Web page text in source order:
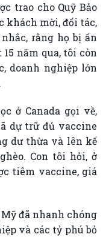
trao cho Quỹ Bảo
khách mời, đối tác,
rằng họ bị ấn
năm qua, tôi còn
doanh nghiệp lớn
ở Canada gọi về,
dự trữ đủ vaccine
dư thừa và lên kế
Con tôi hỏi, ở
tiêm vaccine, giá
Mỹ đã nhanh chóng
và các tỷ phú bỏ